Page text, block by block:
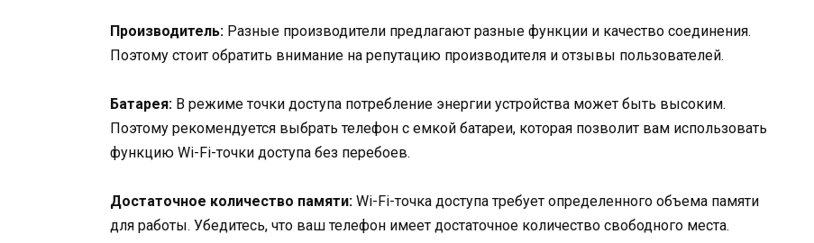
Производитель: Разные производители предлагают разные функции и качество соединения.
Поэтому стоит обратить внимание на репутацию производителя и отзывы пользователей.
Батарея: В режиме точки доступа потребление энергии устройства может быть высоким.
Поэтому рекомендуется выбрать телефон с емкой батареи, которая позволит вам использовать
функцию Wi-Fi-точки доступа без перебоев.
Достаточное количество памяти: Wi-Fi-точка доступа требует определенного объема памяти
для работы. Убедитесь, что ваш телефон имеет достаточное количество свободного места.